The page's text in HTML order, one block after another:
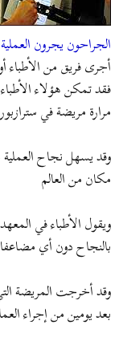
الجراحون يجرون
أجرى فريق من الأطباء
فقد تمكن هؤلاء
مرارة مريضة في
وقد يسهل نجاح
مكان من العالم
ويقول الأطباء في
بالنجاح دون أي
وقد أخرجت المريضة
بعد يومين من إجراء